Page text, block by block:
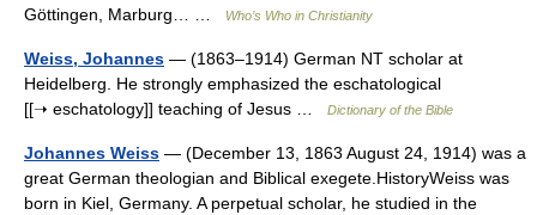
Göttingen, Marburg… …
Who’s Who in Christianity
Weiss, Johannes — (1863–1914) German NT scholar at
Heidelberg. He strongly emphasized the eschatological
[[➝ eschatology]] teaching of Jesus …
Dictionary of the Bible
Johannes Weiss — (December 13, 1863 August 24, 1914) was a
great German theologian and Biblical exegete.HistoryWeiss was
born in Kiel, Germany. A perpetual scholar, he studied in the